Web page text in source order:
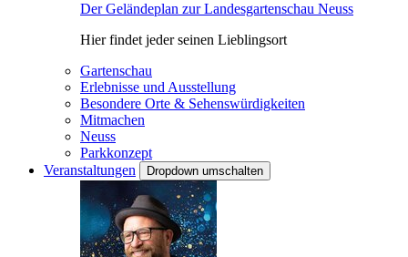
Der Geländeplan zur Landesgartenschau Neuss
Hier findet jeder seinen Lieblingsort
Gartenschau
Erlebnisse und Ausstellung
Besondere Orte & Sehenswürdigkeiten
Mitmachen
Neuss
Parkkonzept
Veranstaltungen
Dropdown umschalten